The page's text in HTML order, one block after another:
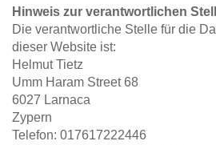
Hinweis zur verantwortlichen
Die verantwortliche Stelle für die
dieser Website ist:
Helmut Tietz
Umm Haram Street 68
6027 Larnaca
Zypern
Telefon: 017617222446